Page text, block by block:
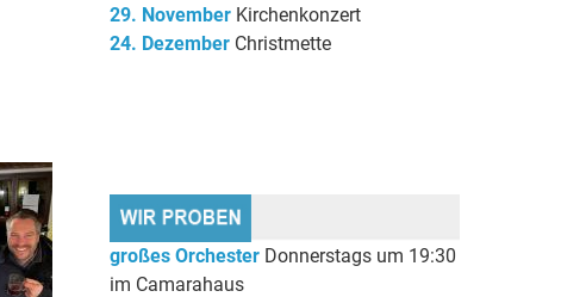
29. NovemberKirchenkonzert
24. Dezember Christmette
großes Orchester Donnerstags um 19:30
im Camarahaus